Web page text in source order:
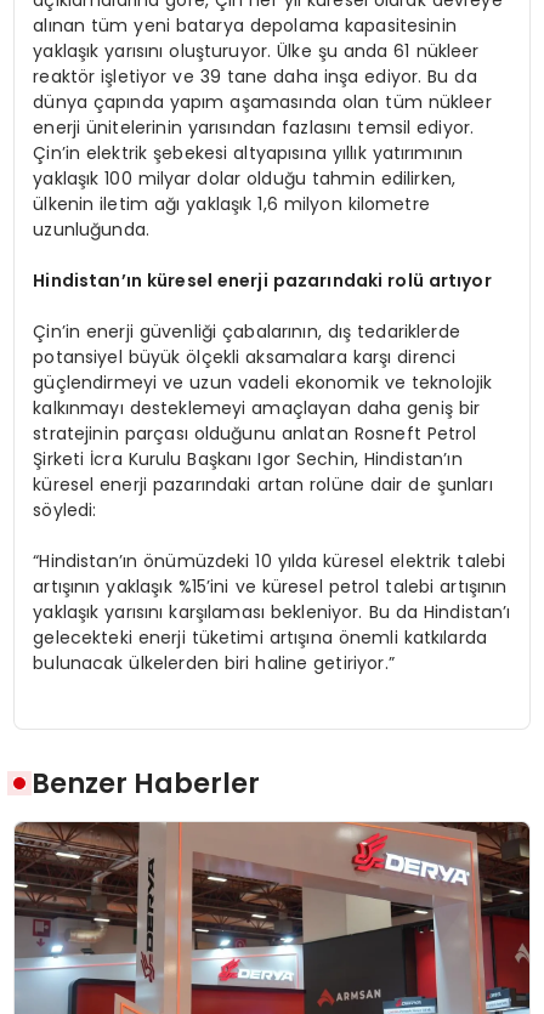
alınan tüm yeni batarya depolama kapasitesinin
yaklaşık yarısını oluşturuyor. Ülke şu anda 61 nükleer
reaktör işletiyor ve 39 tane daha inşa ediyor. Bu da
dünya çapında yapım aşamasında olan tüm nükleer
enerji ünitelerinin yarısından fazlasını temsil ediyor.
Çin’in elektrik şebekesi altyapısına yıllık yatırımının
yaklaşık 100 milyar dolar olduğu tahmin edilirken,
ülkenin iletim ağı yaklaşık 1,6 milyon kilometre
uzunluğunda.
Hindistan’ın küresel enerji pazarındaki rolü artıyor
Çin’in enerji güvenliği çabalarının, dış tedariklerde
potansiyel büyük ölçekli aksamalara karşı direnci
güçlendirmeyi ve uzun vadeli ekonomik ve teknolojik
kalkınmayı desteklemeyi amaçlayan daha geniş bir
stratejinin parçası olduğunu anlatan Rosneft Petrol
Şirketi İcra Kurulu Başkanı Igor Sechin, Hindistan’ın
küresel enerji pazarındaki artan rolüne dair de şunları
söyledi:
“Hindistan’ın önümüzdeki 10 yılda küresel elektrik talebi
artışının yaklaşık %15’ini ve küresel petrol talebi artışının
yaklaşık yarısını karşılaması bekleniyor. Bu da Hindistan’ı
gelecekteki enerji tüketimi artışına önemli katkılarda
bulunacak ülkelerden biri haline getiriyor.”
Benzer Haberler